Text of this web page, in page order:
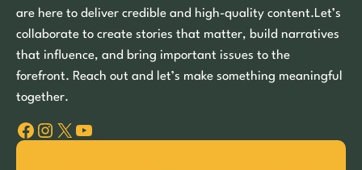
are here to deliver credible and high-quality content.Let’s
collaborate to create stories that matter, build narratives
that influence, and bring important issues to the
forefront. Reach out and let’s make something meaningful
together.
Facebook Instagram X YouTube